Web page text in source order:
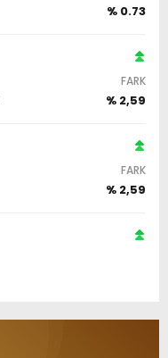
% 0.73
FARK
% 2,59
FARK
% 2,59